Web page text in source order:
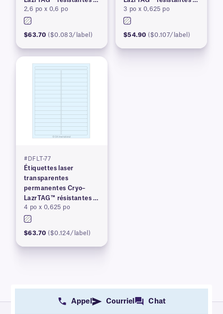
la cryogénie et à
l'autoclave
2,6 po x 0,6 po
$63.70 ($0.083/label)
la cryogénie et à
l'autoclave
3 po x 0,625 po
$54.90 ($0.107/label)
#DFLT-77
Étiquettes laser
transparentes
permanentes Cryo–
LazrTAG™ résistantes à
la cryogénie et à
l'autoclave
4 po x 0,625 po
$63.70 ($0.124/label)
Appel Courriel Chat